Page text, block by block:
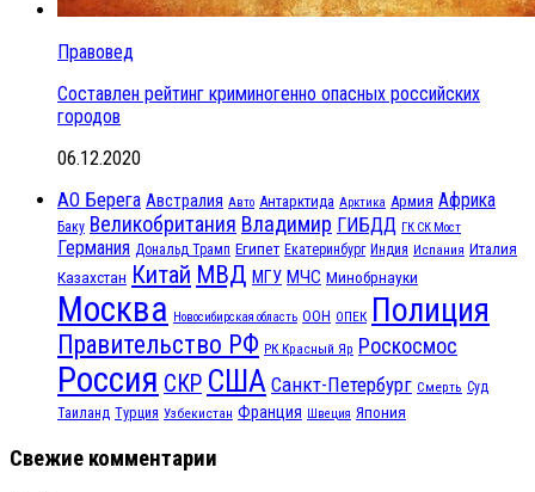
Правовед
Составлен рейтинг криминогенно опасных российских
городов
06.12.2020
АО Берега Австралия Авто Антарктида Арктика Армия Африка
Баку Великобритания Владимир ГИБДД ГК СК Мост
Германия Дональд Трамп Египет Екатеринбург Индия Испания Италия
Казахстан Китай МВД МГУ МЧС Минобрнауки
Москва Новосибирская область ООН ОПЕК Полиция
Правительство РФ РК Красный Яр Роскосмос
Россия СКР США Санкт-Петербург Смерть Суд
Таиланд Турция Узбекистан Франция Швеция Япония
Свежие комментарии